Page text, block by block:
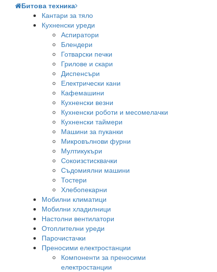
Битова техника
Кантари за тяло
Кухненски уреди
Аспиратори
Блендери
Готварски печки
Грилове и скари
Диспенсъри
Електрически кани
Кафемашини
Кухненски везни
Кухненски роботи и месомелачки
Кухненски таймери
Машини за пуканки
Микровълнови фурни
Мултикукъри
Сокоизстисквачки
Съдомиялни машини
Тостери
Хлебопекарни
Мобилни климатици
Мобилни хладилници
Настолни вентилатори
Отоплителни уреди
Парочистачки
Преносими електростанции
Компоненти за преносими
електростанции